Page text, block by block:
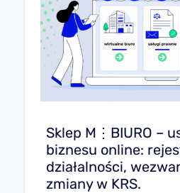
Sklep M⋮BIURO –
biznesu online:
działalności,
zmiany w KRS.